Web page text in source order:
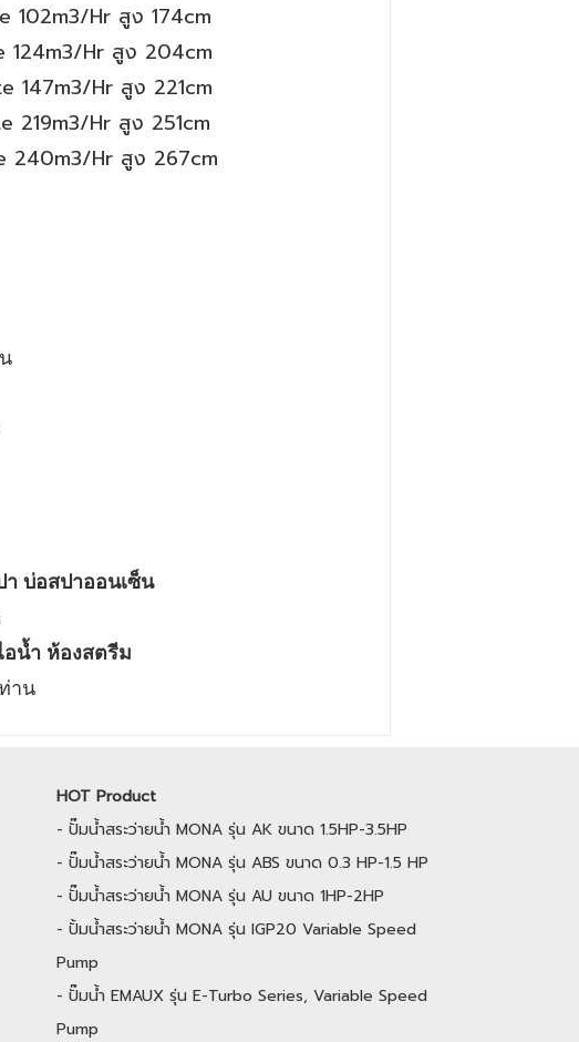
102m3/Hr สูง 174cm
124m3/Hr สูง 204cm
147m3/Hr สูง 221cm
219m3/Hr สูง 251cm
240m3/Hr สูง 267cm
า บ่อสปาออนเซ็น
อน้ำ ห้องสตรีม
าน
HOT Product
- ปั๊มน้ำสระว่ายน้ำ MONA รุ่น AK ขนาด 1.5HP-3.5HP
- ปั๊มน้ำสระว่ายน้ำ MONA รุ่น ABS ขนาด 0.3 HP-1.5 HP
- ปั๊มน้ำสระว่ายน้ำ MONA รุ่น AU ขนาด 1HP-2HP
- ปั้มน้ำสระว่ายน้ำ MONA รุ่น IGP20 Variable Speed
Pump
- ปั๊มน้ำ EMAUX รุ่น E-Turbo Series, Variable Speed
Pump